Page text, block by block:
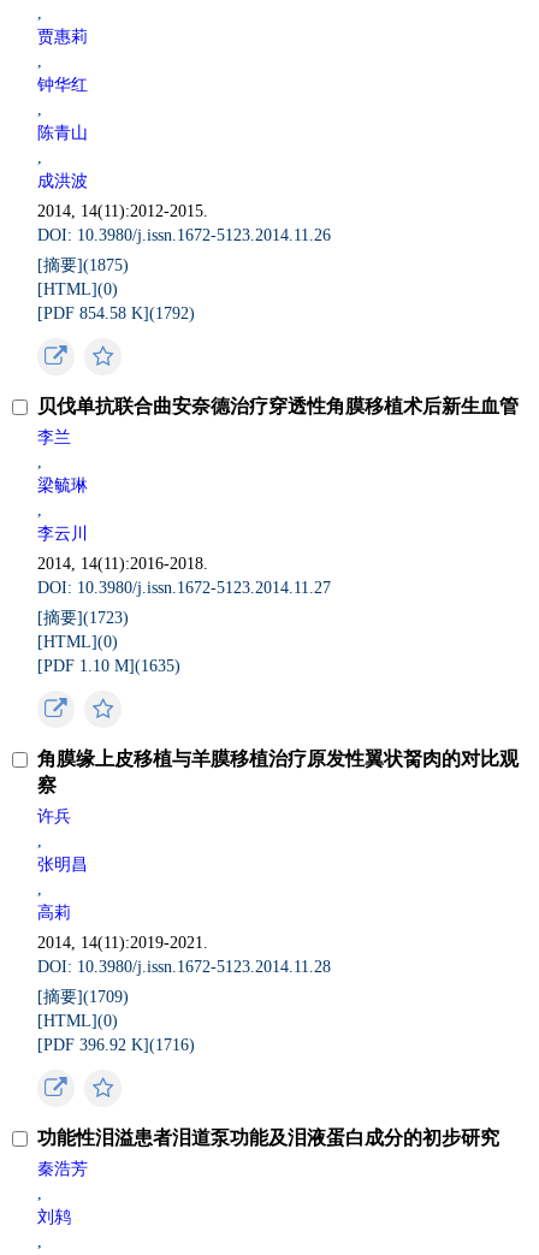
,
贾惠莉
,
钟华红
,
陈青山
,
成洪波
2014, 14(11):2012-2015.
DOI: 10.3980/j.issn.1672-5123.2014.11.26
[摘要](1875)
[HTML](0)
[PDF 854.58 K](1792)
贝伐单抗联合曲安奈德治疗穿透性角膜移植术后新生血管
李兰
,
梁毓琳
,
李云川
2014, 14(11):2016-2018.
DOI: 10.3980/j.issn.1672-5123.2014.11.27
[摘要](1723)
[HTML](0)
[PDF 1.10 M](1635)
角膜缘上皮移植与羊膜移植治疗原发性翼状胬肉的对比观
察
许兵
,
张明昌
,
高莉
2014, 14(11):2019-2021.
DOI: 10.3980/j.issn.1672-5123.2014.11.28
[摘要](1709)
[HTML](0)
[PDF 396.92 K](1716)
功能性泪溢患者泪道泵功能及泪液蛋白成分的初步研究
秦浩芳
,
刘鸫
,